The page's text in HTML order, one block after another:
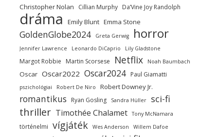
Christopher Nolan Cillian Murphy Da’Vine Joy Randolph
dráma Emily Blunt Emma Stone
GoldenGlobe2024 Greta Gerwig horror
Jennifer Lawrence Leonardo DiCaprio Lily Gladstone
Margot Robbie Martin Scorsese Netflix Noah Baumbach
Oscar Oscar2022 Oscar2024 Paul Giamatti
pszichológiai Robert De Niro Robert Downey Jr.
romantikus Ryan Gosling Sandra Hüller sci-fi
thriller Timothée Chalamet Tony McNamara
történelmi vígjáték Wes Anderson Willem Dafoe